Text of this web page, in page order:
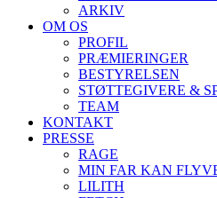
ARKIV
OM OS
PROFIL
PRÆMIERINGER
BESTYRELSEN
STØTTEGIVERE &
TEAM
KONTAKT
PRESSE
RAGE
MIN FAR KAN
LILITH